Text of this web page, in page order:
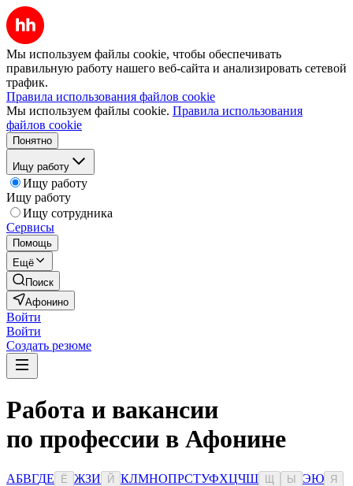
Мы используем файлы cookie, чтобы обеспечивать
правильную работу нашего веб-сайта и анализировать сетевой
трафик.
Правила использования файлов cookie
Мы используем файлы cookie. Правила использования
файлов cookie
Понятно
Ищу работу
Ищу работу
Ищу работу
Ищу сотрудника
Сервисы
Помощь
Ещё
Поиск
Афонино
Войти
Войти
Создать резюме
Работа и вакансии
по профессии в Афонине
АБВГДЕ Ё ЖЗИ Й КЛМНОПРСТУФХЦЧШ Ы ЭЮ Я